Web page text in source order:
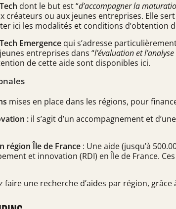
dont le but est “d’accompagner la
créateurs ou aux jeunes entreprises. Elle
ici les modalités et conditions d’obtention
Emergence qui s’adresse
entreprises dans “l’évaluation et
de cette aide sont disponibles ici.
mises en place dans les régions, pour
: il s’agit d’un accompagnement et
région Île de France : Une aide (jusqu’à
et innovation (RDI) en Île de France.
faire une recherche d’aides par région, grâce